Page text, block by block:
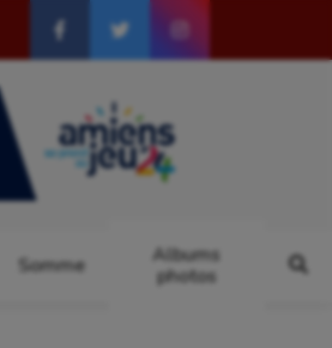
Somme
Albums
photos